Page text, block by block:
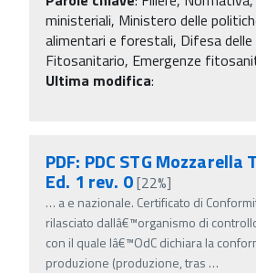
ministeriali, Ministero delle
alimentari e forestali, Difesa
Fitosanitario, Emergenze
Ultima modifica:
PDF: PDC STG
Ed. 1 rev. 0[22%]
… a e nazionale. Certificato di
rilasciato dallâ€™organismo di
con il quale lâ€™OdC dichiara la
produzione (produzione, tras …